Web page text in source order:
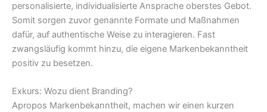
personalisierte, individualisierte Ansprache oberstes Gebot.
Somit sorgen zuvor genannte Formate und Maßnahmen
dafür, auf authentische Weise zu interagieren. Fast
zwangsläufig kommt hinzu, die eigene Markenbekanntheit
positiv zu besetzen.
Exkurs: Wozu dient Branding?
Apropos Markenbekanntheit, machen wir einen kurzen